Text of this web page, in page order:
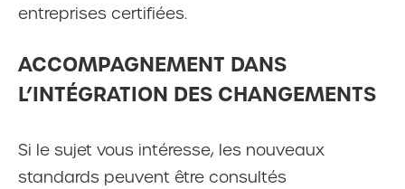
entreprises certifiées.
ACCOMPAGNEMENT DANS
L’INTÉGRATION DES CHANGEMENTS
Si le sujet vous intéresse, les nouveaux
standards peuvent être consultés